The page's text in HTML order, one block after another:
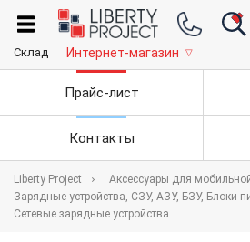
Склад Интернет-магазин ▽
Прайс-лист
Контакты
Liberty Project
Аксессуары для
Зарядные устройства, СЗУ, АЗУ, БЗУ, Блоки
Сетевые зарядные устройства